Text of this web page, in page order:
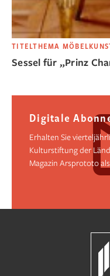
TITELTHEMA
Sessel für „Prinz
Digitale
Erhalten Sie
Kulturstiftung der
Magazin Arsprototo